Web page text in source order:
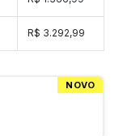
R$ 3.292,99
NOVO